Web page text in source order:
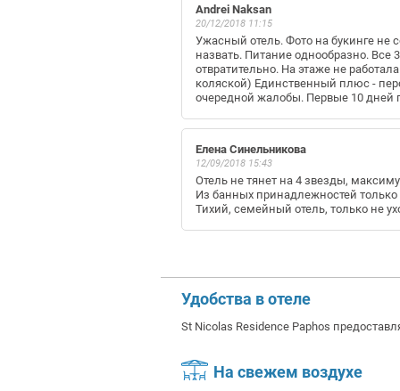
Andrei Naksan
20/12/2018 11:15
Ужасный отель. Фото на букинге не
назвать. Питание однообразно.
отвратительно. На этаже не
коляской) Единственный плюс -
очередной жалобы. Первые 10
Елена Синельникова
12/09/2018 15:43
Отель не тянет на 4 звезды,
Из банных принадлежностей
Тихий, семейный отель, только не
Удобства в отеле
St Nicolas Residence Paphos
На свежем воздухе